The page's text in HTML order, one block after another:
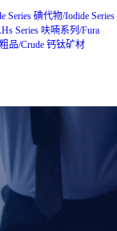
Series 碘代物/Iodide Series
Series 呋喃系列/Fura
粗品/Crude 钙钛矿材